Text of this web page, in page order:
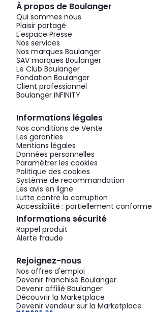
À propos de Boulanger
Qui sommes nous
Plaisir partagé
L'espace Presse
Nos services
Nos marques Boulanger
SAV marques Boulanger
Le Club Boulanger
Fondation Boulanger
Client professionnel
Boulanger INFINITY
Informations légales
Nos conditions de Vente
Les garanties
Mentions légales
Données personnelles
Paramétrer les cookies
Politique des cookies
Système de recommandation
Les avis en ligne
Lutte contre la corruption
Accessibilité : partiellement conforme
Informations sécurité
Rappel produit
Alerte fraude
Rejoignez-nous
Nos offres d'emploi
Devenir franchisé Boulanger
Devenir affilié Boulanger
Découvrir la Marketplace
Devenir vendeur sur la Marketplace